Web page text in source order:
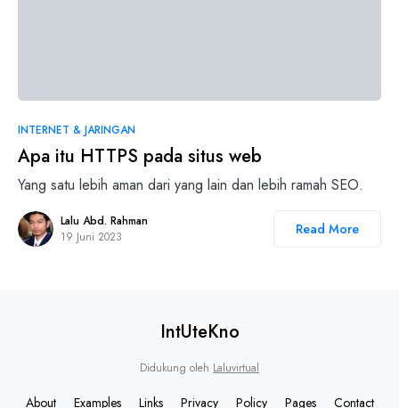
INTERNET & JARINGAN
Apa itu HTTPS pada situs web
Yang satu lebih aman dari yang lain dan lebih ramah SEO.
Lalu Abd. Rahman
19 Juni 2023
Read More
IntUteKno
Didukung oleh Laluvirtual
About Examples Links Privacy Policy Pages Contact